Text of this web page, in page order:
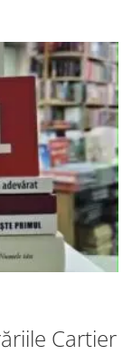
Cartier